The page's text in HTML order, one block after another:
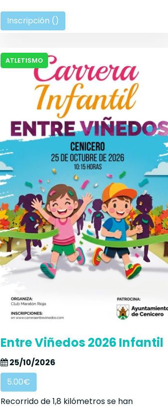
Inscripción ()
ATLETISMO
Entre Viñedos 2026 Infantil
25/10/2026
5.00€
Recorrido de 1,8 kilómetros se han